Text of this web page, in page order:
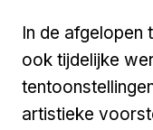
In de afgelopen
ook tijdelijke
artistieke